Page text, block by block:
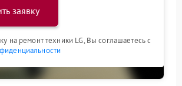
заявку
на ремонт техники LG, Вы соглашаетесь с